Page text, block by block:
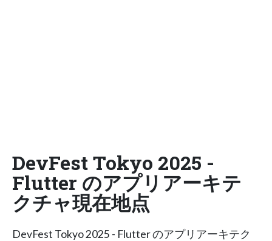
DevFest Tokyo 2025 -
Flutter のアプリアーキテ
クチャ現在地点
DevFest Tokyo 2025 - Flutter のアプリアーキテク